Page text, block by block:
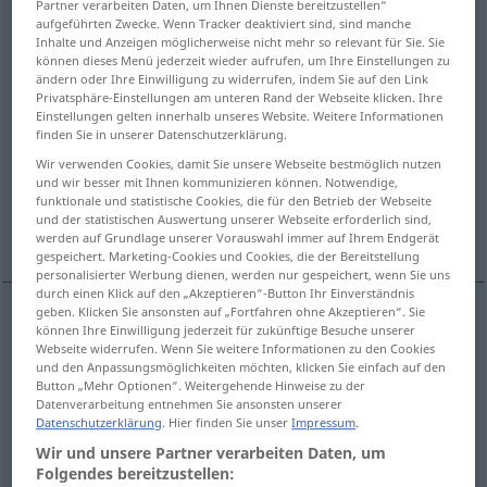
Übersicht aller Übersetzungen
(Für mehr Details die Übersetzung anklicken/antippen)
Ab-, Eindruck Aufdruck, Stempel
Stempel, Gepräge Eindruck
Impressum, Erscheinungs-, Druckvermerk
Ab-,Eindruckm imprint imprint, mark
Aufdruckm imprint stamp
Stempelm imprintstamp
Partner verarbeiten Daten, um Ihnen Dienste bereitzustellen“
aufgeführten Zwecke. Wenn Tracker deaktiviert sind, sind manche
Inhalte und Anzeigen möglicherweise nicht mehr so relevant für Sie. Sie
können dieses Menü jederzeit wieder aufrufen, um Ihre Einstellungen zu
ändern oder Ihre Einwilligung zu widerrufen, indem Sie auf den Link
Privatsphäre-Einstellungen am unteren Rand der Webseite klicken. Ihre
Einstellungen gelten innerhalb unseres Website. Weitere Informationen
finden Sie in unserer Datenschutzerklärung.
Wir verwenden Cookies, damit Sie unsere Webseite bestmöglich nutzen
und wir besser mit Ihnen kommunizieren können. Notwendige,
funktionale und statistische Cookies, die für den Betrieb der Webseite
und der statistischen Auswertung unserer Webseite erforderlich sind,
werden auf Grundlage unserer Vorauswahl immer auf Ihrem Endgerät
gespeichert. Marketing-Cookies und Cookies, die der Bereitstellung
personalisierter Werbung dienen, werden nur gespeichert, wenn Sie uns
durch einen Klick auf den „Akzeptieren“-Button Ihr Einverständnis
geben. Klicken Sie ansonsten auf „Fortfahren ohne Akzeptieren“. Sie
können Ihre Einwilligung jederzeit für zukünftige Besuche unserer
Webseite widerrufen. Wenn Sie weitere Informationen zu den Cookies
und den Anpassungsmöglichkeiten möchten, klicken Sie einfach auf den
Button „Mehr Optionen“. Weitergehende Hinweise zu der
Datenverarbeitung entnehmen Sie ansonsten unserer
Datenschutzerklärung. Hier finden Sie unserImpressum.
Wir und unsere Partner verarbeiten Daten, um
Folgendes bereitzustellen: